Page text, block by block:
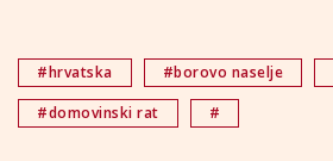
#hrvatska #borovo naselje
#domovinski rat
#